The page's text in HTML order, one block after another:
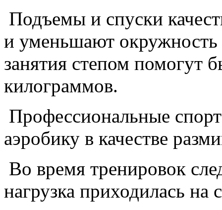
Подъемы и спуски
и уменьшают окружность
занятия степом помогут
килограммов.
Профессиональные
аэробику в качестве
Во время тренировок
нагрузка приходилась